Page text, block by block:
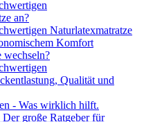
an?
Naturlatexmatratze
Komfort
wechseln?
Qualität und
- Was wirklich hilft.
große Ratgeber für